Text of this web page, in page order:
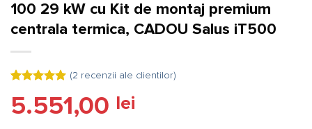
100 29 kW cu Kit de montaj premium
centrala termica, CADOU Salus iT500
5.00
din 5
pe baza a
(2 recenzii ale clientilor)
5.551,00 lei